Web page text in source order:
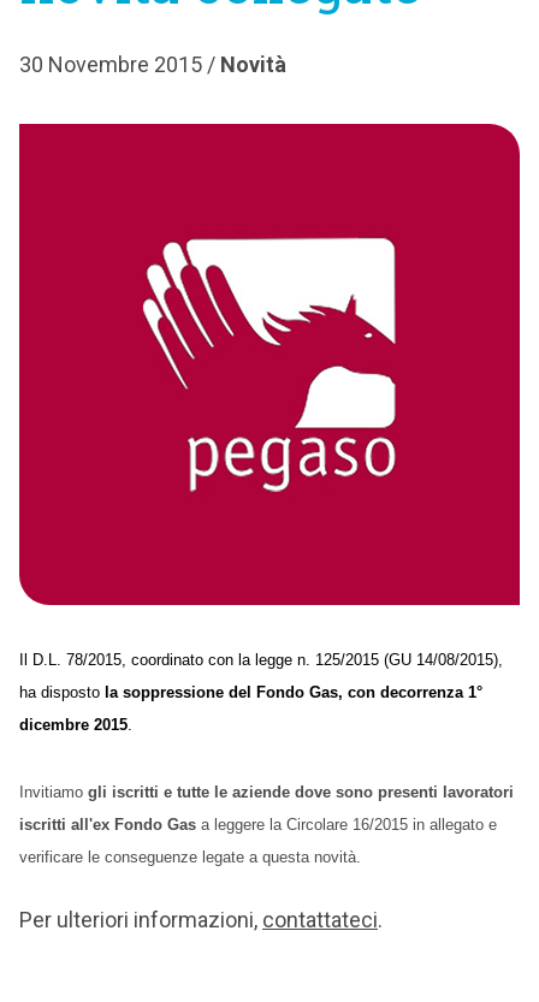
30 Novembre 2015 / Novità
Il D.L. 78/2015, coordinato con la legge n. 125/2015 (GU 14/08/2015),
ha disposto la soppressione del Fondo Gas, con decorrenza 1°
dicembre 2015.
Invitiamo gli iscritti e tutte le aziende dove sono presenti lavoratori
iscritti all'ex Fondo Gas a leggere la Circolare 16/2015 in allegato e
verificare le conseguenze legate a questa novità.
Per ulteriori informazioni, contattateci.